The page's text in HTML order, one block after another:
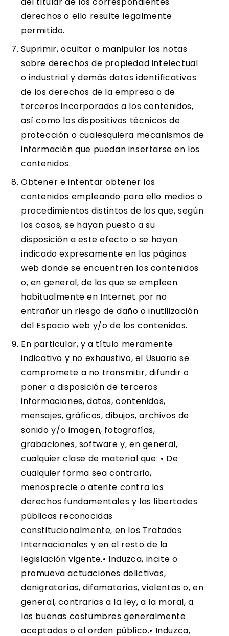
derechos o ello resulte legalmente
permitido.
Suprimir, ocultar o manipular las notas
sobre derechos de propiedad intelectual
o industrial y demás datos identificativos
de los derechos de la empresa o de
terceros incorporados a los contenidos,
así como los dispositivos técnicos de
protección o cualesquiera mecanismos de
información que puedan insertarse en los
contenidos.
Obtener e intentar obtener los
contenidos empleando para ello medios o
procedimientos distintos de los que, según
los casos, se hayan puesto a su
disposición a este efecto o se hayan
indicado expresamente en las páginas
web donde se encuentren los contenidos
o, en general, de los que se empleen
habitualmente en Internet por no
entrañar un riesgo de daño o inutilización
del Espacio web y/o de los contenidos.
En particular, y a título meramente
indicativo y no exhaustivo, el Usuario se
compromete a no transmitir, difundir o
poner a disposición de terceros
informaciones, datos, contenidos,
mensajes, gráficos, dibujos, archivos de
sonido y/o imagen, fotografías,
grabaciones, software y, en general,
cualquier clase de material que: • De
cualquier forma sea contrario,
menosprecie o atente contra los
derechos fundamentales y las libertades
públicas reconocidas
constitucionalmente, en los Tratados
Internacionales y en el resto de la
legislación vigente.• Induzca, incite o
promueva actuaciones delictivas,
denigratorias, difamatorias, violentas o, en
general, contrarias a la ley, a la moral, a
las buenas costumbres generalmente
aceptadas o al orden público.• Induzca,